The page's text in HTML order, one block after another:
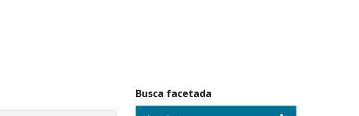
Busca facetada